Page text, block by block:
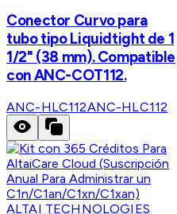
Conector Curvo para
tubo tipo Liquidtight de 1
1/2" (38 mm). Compatible
con ANC-COT112.
ANC-HLC112ANC-HLC112
ALTAI TECHNOLOGIES